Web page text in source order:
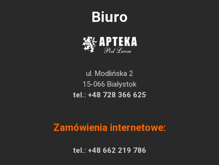
Biuro
ul. Modlińska 2
15-066 Białystok
tel.: +48 728 366 625
Zamówienia internetowe:
tel.: +48 662 219 786